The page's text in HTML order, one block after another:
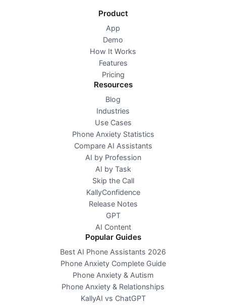
Product
App
Demo
How It Works
Features
Pricing
Resources
Blog
Industries
Use Cases
Phone Anxiety Statistics
Compare AI Assistants
AI by Profession
AI by Task
Skip the Call
KallyConfidence
Release Notes
GPT
AI Content
Popular Guides
Best AI Phone Assistants 2026
Phone Anxiety Complete Guide
Phone Anxiety & Autism
Phone Anxiety & Relationships
KallyAI vs ChatGPT